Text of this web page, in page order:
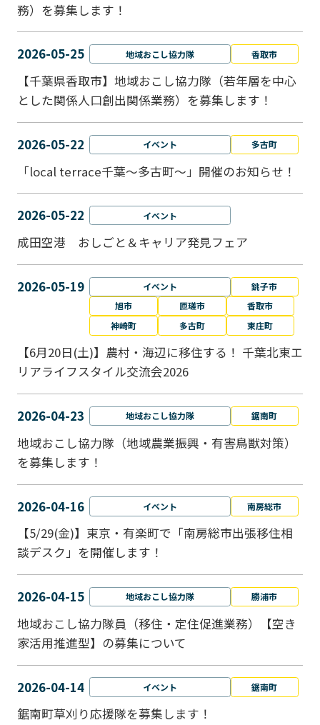
務）を募集します！
2026-05-25 地域おこし協力隊 香取市
【千葉県香取市】地域おこし協力隊（若年層を中心
とした関係人口創出関係業務）を募集します！
2026-05-22 イベント 多古町
「local terrace千葉～多古町～」開催のお知らせ！
2026-05-22 イベント
成田空港 おしごと＆キャリア発見フェア
2026-05-19 イベント
銚子市
旭市
匝瑳市
香取市
神崎町
多古町 東庄町
【6月20日(土)】農村・海辺に移住する！ 千葉北東エ
リアライフスタイル交流会2026
2026-04-23 地域おこし協力隊 鋸南町
地域おこし協力隊（地域農業振興・有害鳥獣対策）
を募集します！
2026-04-16 イベント 南房総市
【5/29(金)】東京・有楽町で「南房総市出張移住相
談デスク」を開催します！
2026-04-15 地域おこし協力隊 勝浦市
地域おこし協力隊員（移住・定住促進業務）【空き
家活用推進型】の募集について
2026-04-14 イベント 鋸南町
鋸南町草刈り応援隊を募集します！